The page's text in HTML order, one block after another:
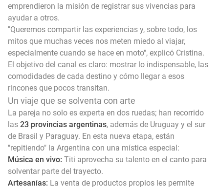
emprendieron la misión de registrar sus vivencias para
ayudar a otros.
"Queremos compartir las experiencias y, sobre todo, los
mitos que muchas veces nos meten miedo al viajar,
especialmente cuando se hace en moto", explicó Cristina.
El objetivo del canal es claro: mostrar lo indispensable, las
comodidades de cada destino y cómo llegar a esos
rincones que pocos transitan.
Un viaje que se solventa con arte
La pareja no solo es experta en dos ruedas; han recorrido
las 23 provincias argentinas, además de Uruguay y el sur
de Brasil y Paraguay. En esta nueva etapa, están
"repitiendo" la Argentina con una mística especial:
Música en vivo: Titi aprovecha su talento en el canto para
solventar parte del trayecto.
Artesanías: La venta de productos propios les permite